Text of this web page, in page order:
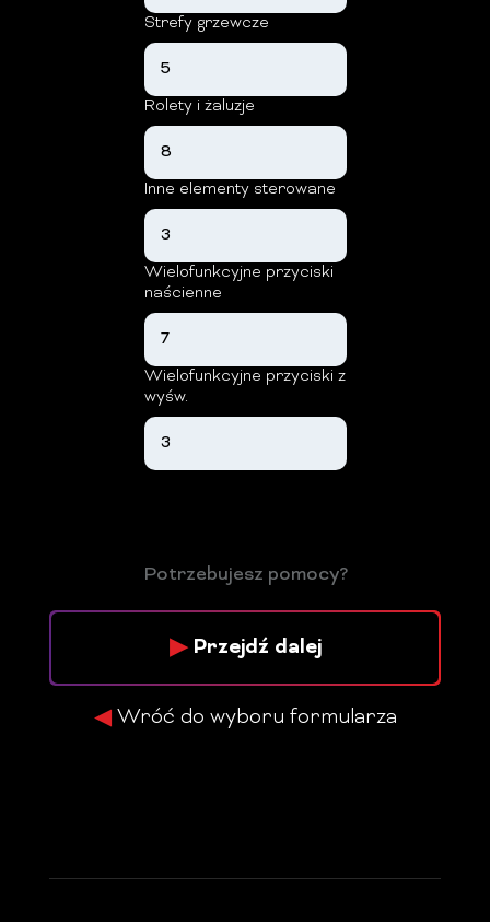
Strefy grzewcze
Rolety i żaluzje
Inne elementy sterowane
Wielofunkcyjne przyciski
naścienne
Wielofunkcyjne przyciski z
wyśw.
Wróć do wyboru formularza
Potrzebujesz pomocy?
Przejdź dalej